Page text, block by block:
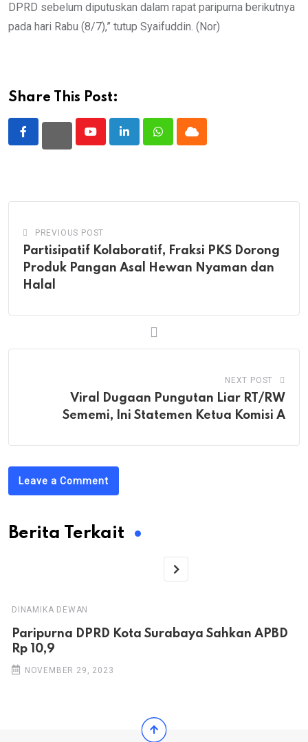
DPRD sebelum diputuskan dalam rapat paripurna berikutnya
pada hari Rabu (8/7),” tutup Syaifuddin. (Nor)
Share This Post:
YoutubeLinkedInWhatsappCloud
PREVIOUS POST
Partisipatif Kolaboratif, Fraksi PKS Dorong
Produk Pangan Asal Hewan Nyaman dan
Halal
NEXT POST
Viral Dugaan Pungutan Liar RT/RW
Sememi, Ini Statemen Ketua Komisi A
Leave a Comment
Berita Terkait
DINAMIKA DEWAN
Paripurna DPRD Kota Surabaya Sahkan APBD
Rp 10,9
NOVEMBER 29, 2023